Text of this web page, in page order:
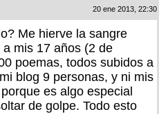
20 ene 2013, 22:30
Me hierve la sangre
mis 17 años (2 de
poemas, todos subidos a
blog 9 personas, y ni mis
es algo especial
de golpe. Todo esto